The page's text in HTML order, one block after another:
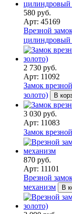
580 руб.
Арт: 45169
Врезной
цилиндровый
2 730 руб.
Арт: 11092
Замок
золото)
В
3 030 руб.
Арт: 11083
Замок
870 руб.
Арт: 11101
Врезной
механизм
В